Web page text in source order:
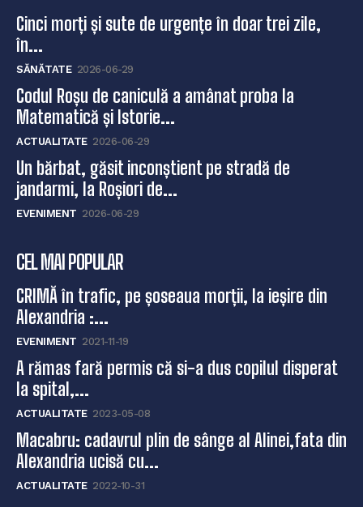
Cinci morți și sute de urgențe în doar trei zile,
în...
SĂNĂTATE 2026-06-29
Codul Roșu de caniculă a amânat proba la
Matematică și Istorie...
ACTUALITATE 2026-06-29
Un bărbat, găsit inconștient pe stradă de
jandarmi, la Roșiori de...
EVENIMENT 2026-06-29
CEL MAI POPULAR
CRIMĂ în trafic, pe șoseaua morții, la ieșire din
Alexandria :...
EVENIMENT 2021-11-19
A rămas fară permis că si-a dus copilul disperat
la spital,...
ACTUALITATE 2023-05-08
Macabru: cadavrul plin de sânge al Alinei,fata din
Alexandria ucisă cu...
ACTUALITATE 2022-10-31